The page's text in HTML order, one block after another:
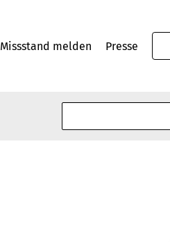
Missstand melden Presse